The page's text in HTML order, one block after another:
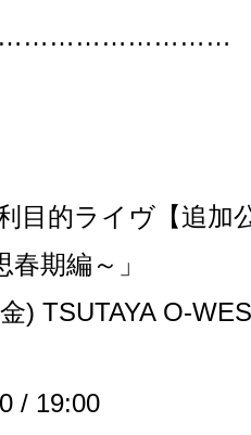
目的ライヴ【追加
春期編～」
金) TSUTAYA O-
/ 19:00